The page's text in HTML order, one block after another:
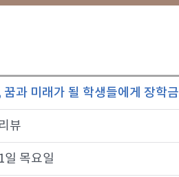
과 미래가 될 학생들에게 장학
뷰
목요일